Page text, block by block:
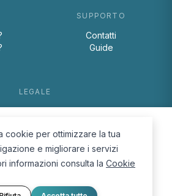
SUPPORTO
Contatti
Guide
LEGALE
Cookie Policy
cookie per ottimizzare la tua
e migliorare i servizi
informazioni consulta la Cookie